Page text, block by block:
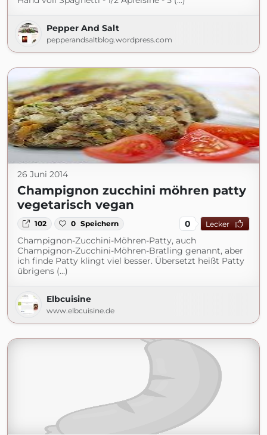
Pepper And Salt
pepperandsaltblog.wordpress.com
26 Juni 2014
Champignon zucchini möhren patty
vegetarisch vegan
102 0 Speichern 0 Lecker
Champignon-Zucchini-Möhren-Patty, auch
Champignon-Zucchini-Möhren-Bratling genannt, aber
ich finde Patty klingt viel besser. Übersetzt heißt Patty
übrigens (...)
Elbcuisine
www.elbcuisine.de